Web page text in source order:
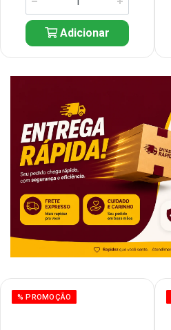
Adicionar
% PROMOÇÃO